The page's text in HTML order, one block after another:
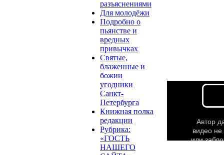
разъяснениями
Для молодёжи
Подробно о
пьянстве и
вредных
привычках
Святые,
блаженные и
божии
угодники
Санкт-
Петербурга
Книжная полка
редакции
Рубрика:
«ГОСТЬ
НАШЕГО